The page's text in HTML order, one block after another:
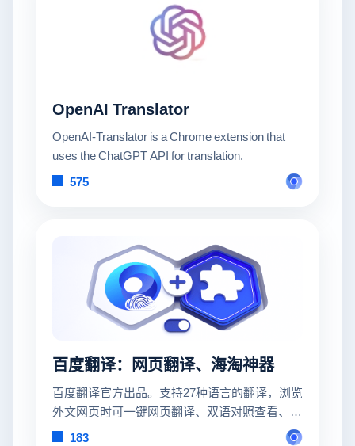
OpenAI Translator
OpenAI-Translator is a Chrome extension that
uses the ChatGPT API for translation.
575
百度翻译：网页翻译、海淘神器
百度翻译官方出品。支持27种语言的翻译，浏览
外文网页时可一键网页翻译、双语对照查看、查
询单词结果等。特别针对20+家海淘网站进行过
183